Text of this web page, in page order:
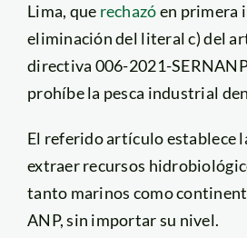
Lima, que rechazóen primera
eliminación del literal c) del
directiva 006-2021-
prohíbe la pesca industrial
El referido artículo establece
extraer recursos
tanto marinos como
ANP, sin importar su nivel.